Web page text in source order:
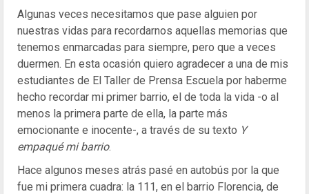
Algunas veces necesitamos que pase alguien por
nuestras vidas para recordarnos aquellas memorias que
tenemos enmarcadas para siempre, pero que a veces
duermen. En esta ocasión quiero agradecer a una de mis
estudiantes de El Taller de Prensa Escuela por haberme
hecho recordar mi primer barrio, el de toda la vida -o al
menos la primera parte de ella, la parte más
emocionante e inocente-, a través de su texto Y
empaqué mi barrio.
Hace algunos meses atrás pasé en autobús por la que
fue mi primera cuadra: la 111, en el barrio Florencia, de